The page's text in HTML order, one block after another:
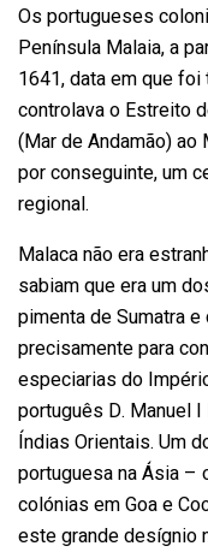
Os portugueses
Península Malaia, a
1641, data em que
controlava o Estreito
(Mar de Andamão) ao
por conseguinte, um
regional.
Malaca não era
sabiam que era um
pimenta de Sumatra
precisamente para
especiarias do
português D. Manuel
Índias Orientais. Um
portuguesa na Ásia –
colónias em Goa e
este grande desígnio